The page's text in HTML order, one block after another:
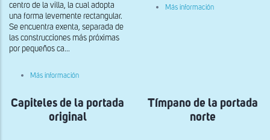
centro de la villa, la cual adopta
una forma levemente rectangular.
Se encuentra exenta, separada de
las construcciones más próximas
por pequeños ca...
Más información
de
portada
Más información
Capiteles de la portada
original
Tímpano de la portada
norte